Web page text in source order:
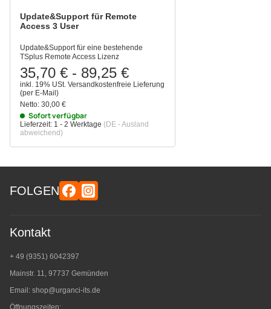
Update&Support für Remote
Access 3 User
Update&Support für eine bestehende
TSplus Remote Access Lizenz
35,70 € - 89,25 €
inkl. 19% USt. Versandkostenfreie Lieferung
(per E-Mail)
Netto: 30,00 €
Sofort verfügbar
Lieferzeit: 1 - 2 Werktage (DE - Ausland
abweichend)
FOLGEN
Kontakt
+ 49 (9351) 6042397
Mainstr. 11, 97737 Gemünden
Email: shop@urganci-its.de
Öffnungszeiten: